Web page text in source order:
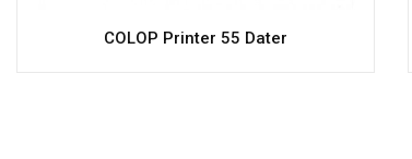
COLOP Printer 55 Dater